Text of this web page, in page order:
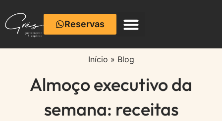
Reservas
Início » Blog
Almoço executivo da
semana: receitas